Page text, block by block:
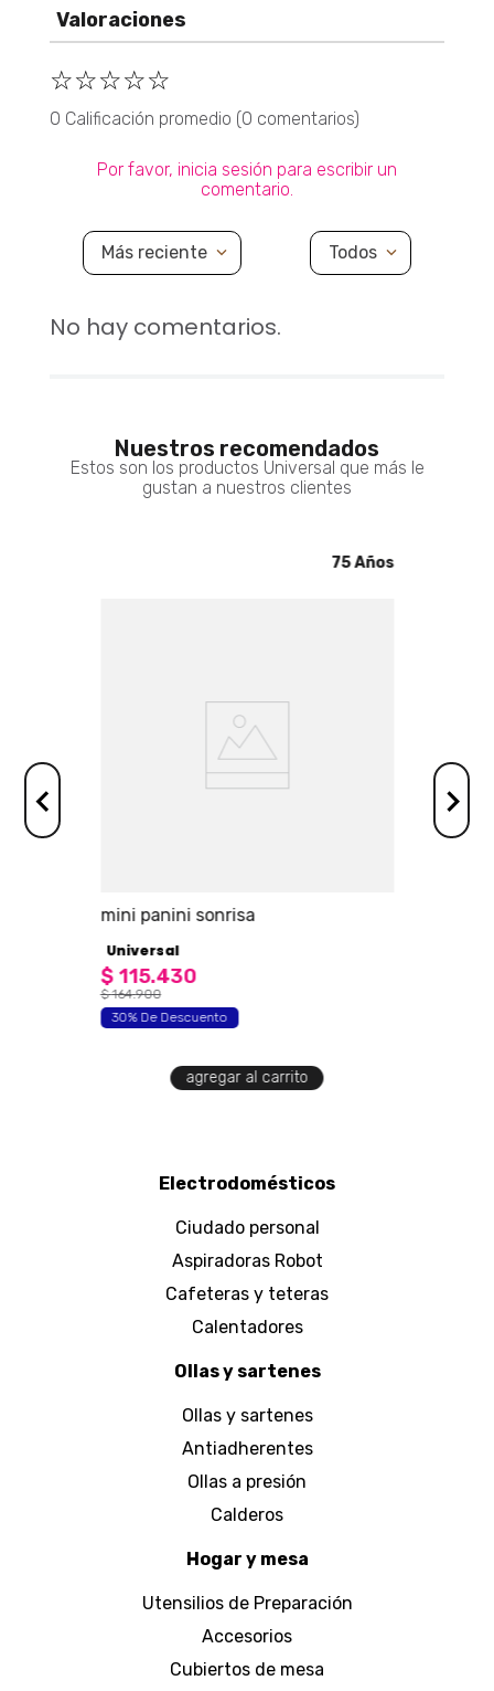
Set X3 Contenedores Vitro Universal SET X3 CONTENEDORES VITRO
Set X4 Cuchillos Lemon UNIVERSAL SET X4 CUCHILLOS LEMON
$ 49.900 $ 34.930
$ 24.900
Agregar
Valoraciones
☆☆☆☆☆
0 Calificación promedio (0 comentarios)
Por favor, inicia sesión para escribir un
comentario.
Más reciente Todos
No hay comentarios.
Nuestros recomendados
Estos son los productos Universal que más le
gustan a nuestros clientes
75 Años
mini panini sonrisa
Universal
$ 115.430
$ 164.900
30% De Descuento
agregar al carrito
Electrodomésticos
Ciudado personal
Aspiradoras Robot
Cafeteras y teteras
Calentadores
Ollas y sartenes
Ollas y sartenes
Antiadherentes
Ollas a presión
Calderos
Hogar y mesa
Utensilios de Preparación
Accesorios
Cubiertos de mesa